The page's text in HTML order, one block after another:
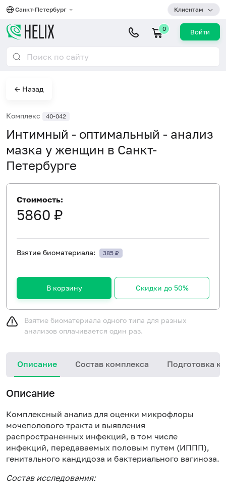
Санкт-Петербург Клиентам
0 Войти
← Назад
Комплекс 40-042
Интимный - оптимальный - анализ
мазка у женщин в Санкт-
Петербурге
Стоимость:
5860 ₽
Взятие биоматериала: 385 ₽
В корзину Скидки до 50%
Взятие биоматериала одного типа для разных
анализов оплачивается один раз.
Описание Состав комплекса Подготовка к
Описание
Комплексный анализ для оценки микрофлоры
мочеполового тракта и выявления
распространенных инфекций, в том числе
инфекций, передаваемых половым путем (ИППП),
генитального кандидоза и бактериального вагиноза.
Состав исследования: